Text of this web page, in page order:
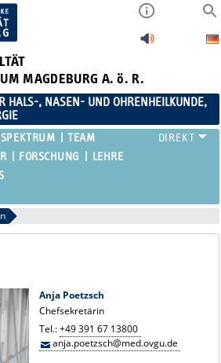
MAGDEBURG A. ö. R.
HALS-, NASEN- UND OHRENHEILKUNDE,
TEAM
FORSCHUNG
LEHRE
Anja Poetzsch
Chefsekretärin
Tel.:+49 391 67 13800
anja.poetzsch@med.ovgu.de